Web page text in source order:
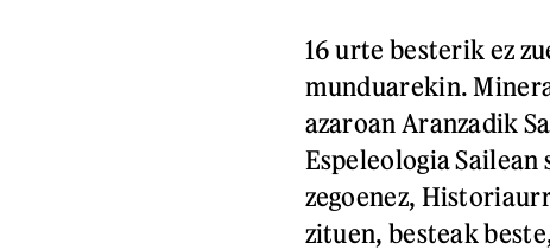
16 urte besterik ez
munduarekin.
azaroan Aranzadik
Espeleologia
zegoenez,
zituen, besteak